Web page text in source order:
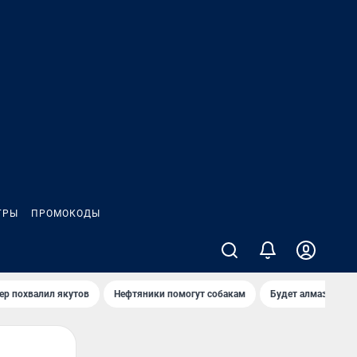
ПРОМОКОДЫ
похвалил якутов Нефтяники помогут собакам Будет алмазный